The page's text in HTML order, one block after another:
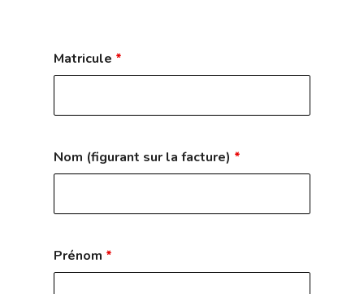
Matricule *
Nom (figurant sur la facture) *
Prénom *